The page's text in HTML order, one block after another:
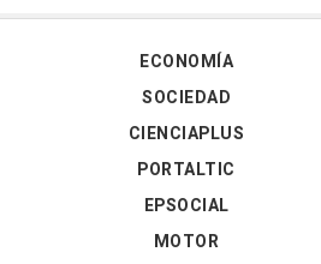
ECONOMÍA
SOCIEDAD
CIENCIAPLUS
PORTALTIC
EPSOCIAL
MOTOR